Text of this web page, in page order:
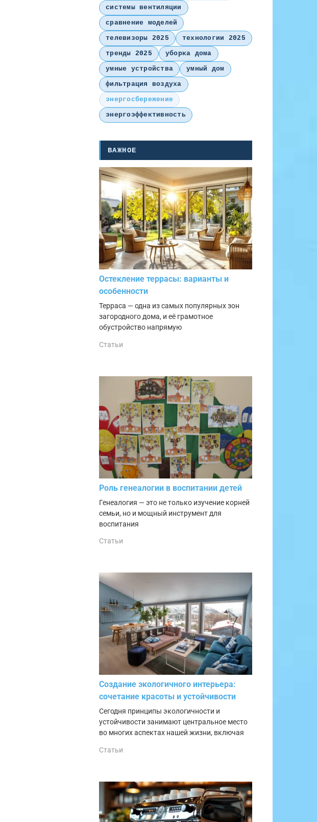
системы вентиляции
сравнение моделей
телевизоры 2025
технологии 2025
тренды 2025
уборка дома
умные устройства
умный дом
фильтрация воздуха
энергосбережение
энергоэффективность
ВАЖНОЕ
Остекление террасы: варианты и
особенности
Терраса — одна из самых популярных зон
загородного дома, и её грамотное
обустройство напрямую
Статьи
Роль генеалогии в воспитании детей
Генеалогия — это не только изучение корней
семьи, но и мощный инструмент для
воспитания
Статьи
Создание экологичного интерьера:
сочетание красоты и устойчивости
Сегодня принципы экологичности и
устойчивости занимают центральное место
во многих аспектах нашей жизни, включая
Статьи